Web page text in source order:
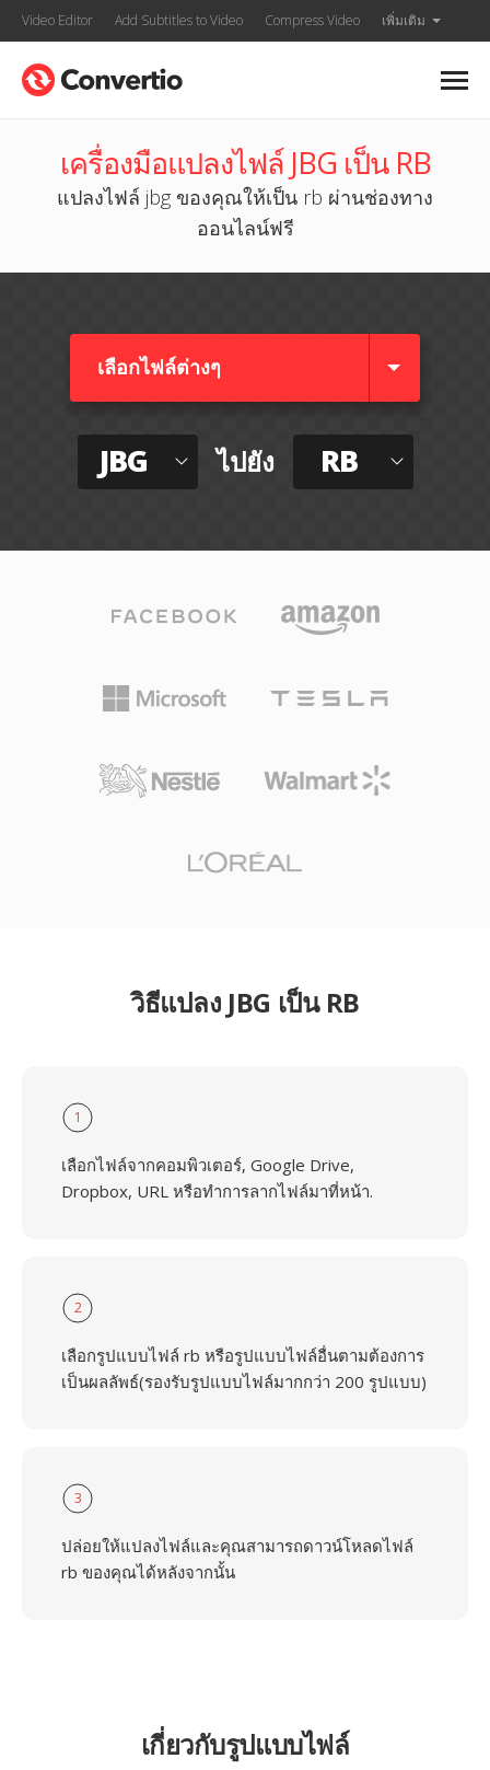
Video Editor Add Subtitles to Video Compress Video เพิ่มเติม
เครื่องมือแปลงไฟล์ JBG เป็น RB
แปลงไฟล์ jbg ของคุณให้เป็น rb ผ่านช่องทาง
ออนไลน์ฟรี
เลือกไฟล์ต่างๆ​
JBG ไปยัง RB
วิธีแปลง JBG เป็น RB
1
เลือกไฟล์จากคอมพิวเตอร์, Google Drive,
Dropbox, URL หรือทำการลากไฟล์มาที่หน้า.
2
เลือกรูปแบบไฟล์ rb หรือรูปแบบไฟล์อื่นตามต้องการ
เป็นผลลัพธ์(รองรับรูปแบบไฟล์มากกว่า 200 รูปแบบ)
3
ปล่อยให้แปลงไฟล์และคุณสามารถดาวน์โหลดไฟล์
rb ของคุณได้หลังจากนั้น
เกี่ยวกับรูปแบบไฟล์